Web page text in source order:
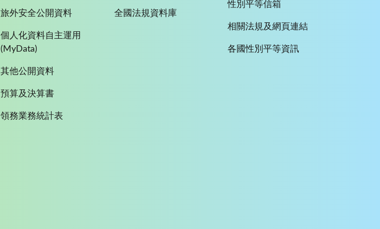
旅外安全公開資料
個人化資料自主運用
(MyData)
其他公開資料
預算及決算書
領務業務統計表
全國法規資料庫
性別平等信箱
相關法規及網頁連結
各國性別平等資訊